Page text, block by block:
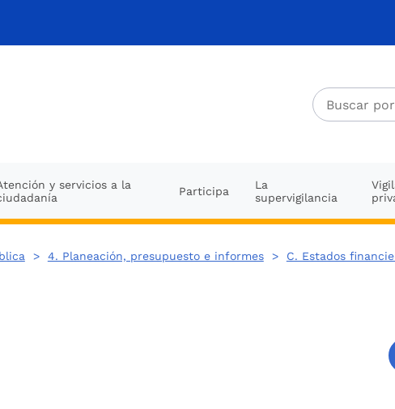
y servicios a la
Participa
La
supervigilancia
> 4. Planeación, presupuesto e informes> C. Estados